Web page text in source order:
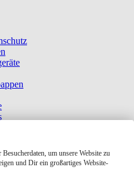
um unsere Website zu
und Dir ein großartiges Website-